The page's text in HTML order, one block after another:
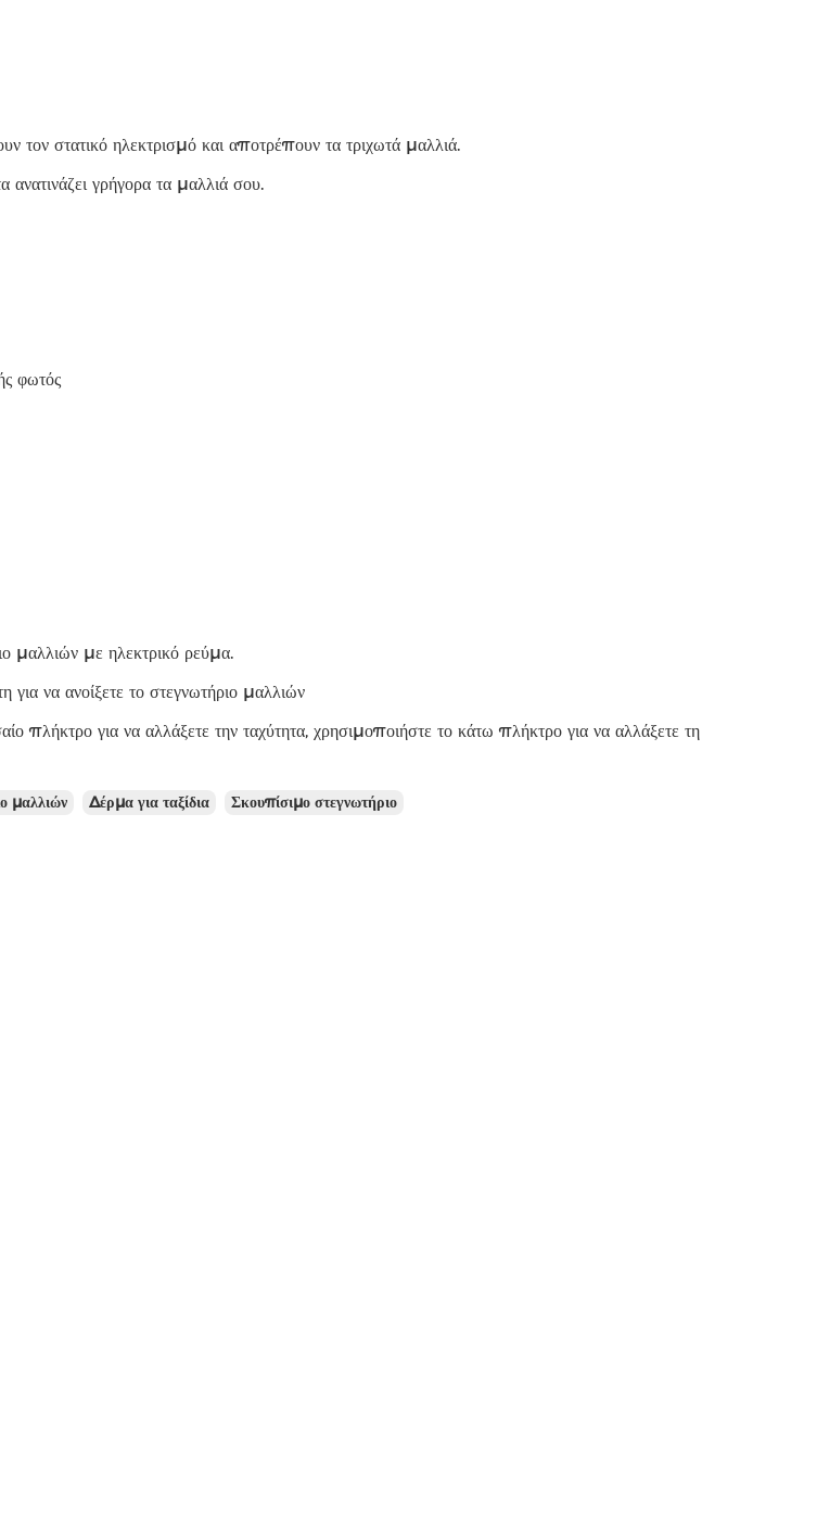
τον στατικό ηλεκτρισμό και αποτρέπουν τα τριχωτά μαλλιά.
γρήγορα τα μαλλιά σου.
φωτός
μαλλιών με ηλεκτρικό ρεύμα.
για να ανοίξετε το στεγνωτήριο μαλλιών
πλήκτρο για να αλλάξετε την ταχύτητα, χρησιμοποιήστε το κάτω πλήκτρο για να αλλάξετε τη
μαλλιών Δέρμα για ταξίδια Σκουπίσιμο στεγνωτήριο